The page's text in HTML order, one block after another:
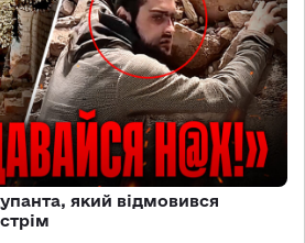
який відмовився